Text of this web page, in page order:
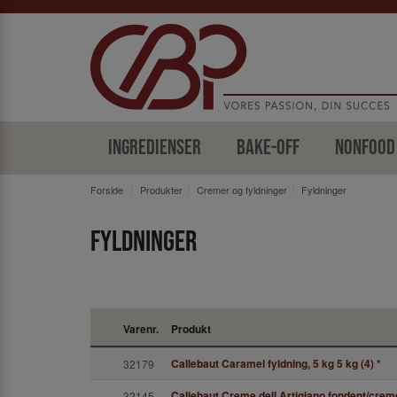
Ingredienser Bake-off Nonfood
Forside Produkter Cremer og fyldninger Fyldninger
Fyldninger
Varenr. Produkt
32179 Callebaut Caramel fyldning, 5 kg 5 kg (4)*